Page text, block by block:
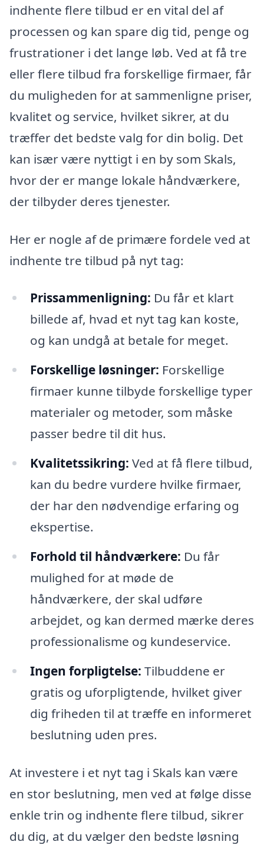
indhente flere tilbud er en vital del af
processen og kan spare dig tid, penge og
frustrationer i det lange løb. Ved at få tre
eller flere tilbud fra forskellige firmaer, får
du muligheden for at sammenligne priser,
kvalitet og service, hvilket sikrer, at du
træffer det bedste valg for din bolig. Det
kan især være nyttigt i en by som Skals,
hvor der er mange lokale håndværkere,
der tilbyder deres tjenester.
Her er nogle af de primære fordele ved at
indhente tre tilbud på nyt tag:
Prissammenligning: Du får et klart
billede af, hvad et nyt tag kan koste,
og kan undgå at betale for meget.
Forskellige løsninger: Forskellige
firmaer kunne tilbyde forskellige typer
materialer og metoder, som måske
passer bedre til dit hus.
Kvalitetssikring: Ved at få flere tilbud,
kan du bedre vurdere hvilke firmaer,
der har den nødvendige erfaring og
ekspertise.
Forhold til håndværkere: Du får
mulighed for at møde de
håndværkere, der skal udføre
arbejdet, og kan dermed mærke deres
professionalisme og kundeservice.
Ingen forpligtelse: Tilbuddene er
gratis og uforpligtende, hvilket giver
dig friheden til at træffe en informeret
beslutning uden pres.
At investere i et nyt tag i Skals kan være
en stor beslutning, men ved at følge disse
enkle trin og indhente flere tilbud, sikrer
du dig, at du vælger den bedste løsning